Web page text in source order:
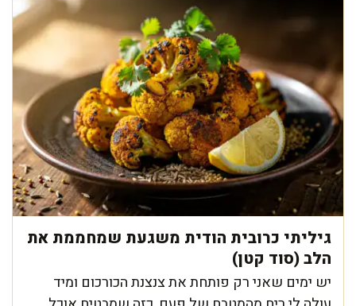
גיליתי כרובית הודית משגעת שמחממת את
הלב (סוד קטן)
יש ימים שאני רק פותחת את צנצנת הכורכום ומיד